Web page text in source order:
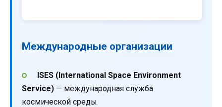
Международные организации
ISES (International Space Environment
Service) — международная служба
космической среды